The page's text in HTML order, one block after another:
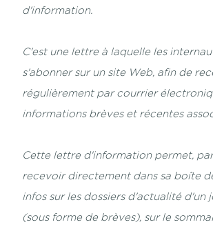
d'information.
C'est une lettre à laquelle les
s'abonner sur un site Web, afin de
régulièrement par courrier
informations brèves et récentes
Cette lettre d'information permet,
recevoir directement dans sa boîte
infos sur les dossiers d'actualité d'un
(sous forme de brèves), sur le